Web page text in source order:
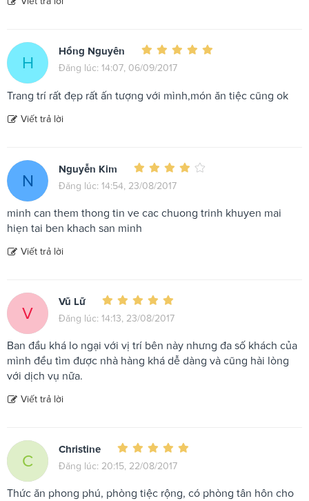
H
Hồng Nguyên
Đăng lúc: 14:07, 06/09/2017
Trang trí rất đẹp rất ấn tượng với mình,món ăn tiệc cũng ok
Viết trả lời
N
Nguyễn Kim
Đăng lúc: 14:54, 23/08/2017
minh can them thong tin ve cac chuong trinh khuyen mai
hiẹn tai ben khach san minh
Viết trả lời
V
Vũ Lữ
Đăng lúc: 14:13, 23/08/2017
Ban đầu khá lo ngại với vị trí bên này nhưng đa số khách của
mình đều tìm được nhà hàng khá dễ dàng và cũng hài lòng
với dịch vụ nữa.
Viết trả lời
C
Christine
Đăng lúc: 20:15, 22/08/2017
Thức ăn phong phú, phòng tiệc rộng, có phòng tân hôn cho